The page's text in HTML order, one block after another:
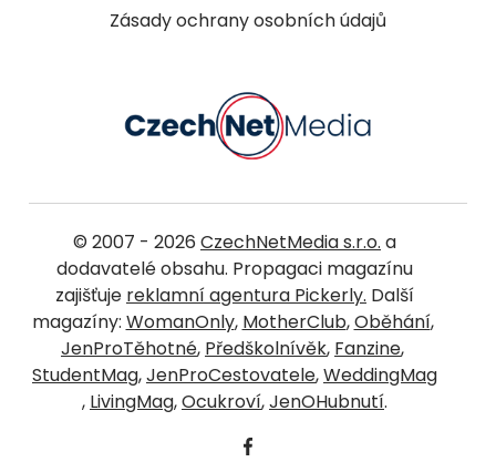
Zásady ochrany osobních údajů
© 2007 - 2026 CzechNetMedia s.r.o. a
dodavatelé obsahu. Propagaci magazínu
zajišťuje reklamní agentura Pickerly. Další
magazíny: WomanOnly, MotherClub,Oběhání,
JenProTěhotné, Předškolnívěk, Fanzine,
StudentMag,JenProCestovatele,WeddingMag
, LivingMag,Ocukroví,JenOHubnutí.